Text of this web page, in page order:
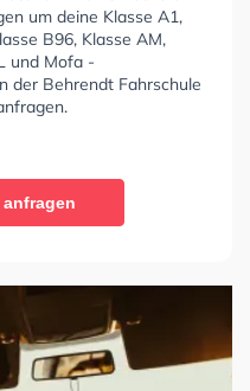
um deine Klasse A1,
B96, Klasse AM,
und Mofa -
der Behrendt Fahrschule
anfragen